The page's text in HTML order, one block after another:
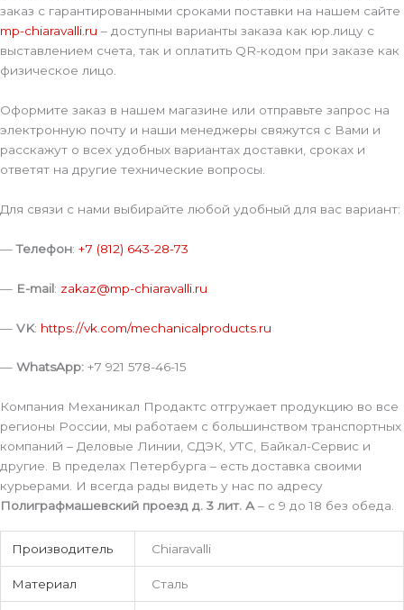
заказ с гарантированными сроками поставки на нашем сайте
mp-chiaravalli.ru – доступны варианты заказа как юр.лицу с
выставлением счета, так и оплатить QR-кодом при заказе как
физическое лицо.
Оформите заказ в нашем магазине или отправьте запрос на
электронную почту и наши менеджеры свяжутся с Вами и
расскажут о всех удобных вариантах доставки, сроках и
ответят на другие технические вопросы.
Для связи с нами выбирайте любой удобный для вас вариант:
—Телефон: +7 (812) 643-28-73
— E-mail: zakaz@mp-chiaravalli.ru
— VK: https://vk.com/mechanicalproducts.ru
— WhatsApp: +7 921 578-46-15
Компания Механикал Продактс отгружает продукцию во все
регионы России, мы работаем с большинством транспортных
компаний – Деловые Линии, СДЭК, УТС, Байкал-Сервис и
другие. В пределах Петербурга – есть доставка своими
курьерами. И всегда рады видеть у нас по адресу
Полиграфмашевский проезд д. 3 лит. А– с 9 до 18 без обеда.
Производитель Chiaravalli
Материал Сталь